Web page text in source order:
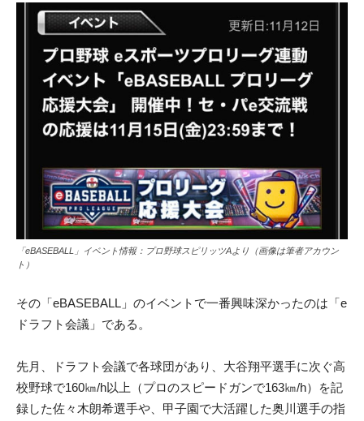
「eBASEBALL」イベント情報：プロ野球スピリッツAより（画像は筆者アカウン
ト）
その「eBASEBALL」のイベントで一番興味深かったのは「e
ドラフト会議」である。
先月、ドラフト会議で各球団があり、大谷翔平選手に次ぐ高
校野球で160㎞/h以上（プロのスピードガンで163㎞/h）を記
録した佐々木朗希選手や、甲子園で大活躍した奥川選手の指